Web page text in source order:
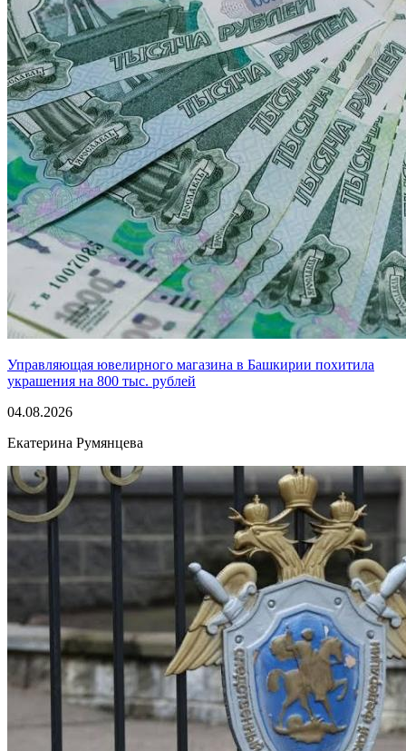
Управляющая ювелирного магазина в Башкирии похитила
украшения на 800 тыс. рублей
04.08.2026
Екатерина Румянцева